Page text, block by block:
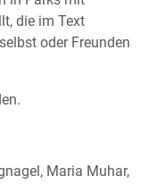
die im Text
oder Freunden
Maria Muhar,